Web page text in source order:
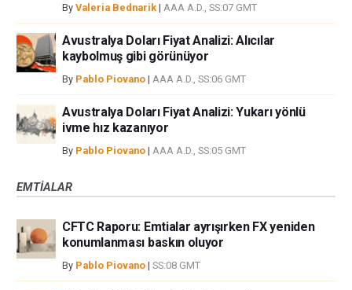
By Valeria Bednarik | AAA A.D., SS:07 GMT
Avustralya Doları Fiyat Analizi: Alıcılar
kaybolmuş gibi görünüyor
By Pablo Piovano | AAA A.D., SS:06 GMT
Avustralya Doları Fiyat Analizi: Yukarı yönlü
ivme hız kazanıyor
By Pablo Piovano | AAA A.D., SS:05 GMT
EMTIALAR
CFTC Raporu: Emtialar ayrışırken FX yeniden
konumlanması baskın oluyor
By Pablo Piovano | SS:08 GMT